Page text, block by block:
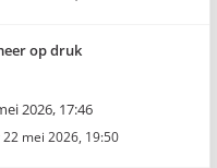
op druk
2026, 17:46
22 mei 2026, 19:50